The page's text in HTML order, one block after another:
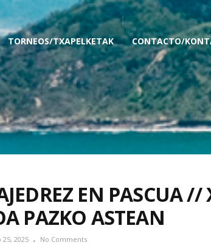
TORNEOS/TXAPELKETAK CONTACTO/
EN PASCUA //
PAZKO ASTEAN
2025 No Comments